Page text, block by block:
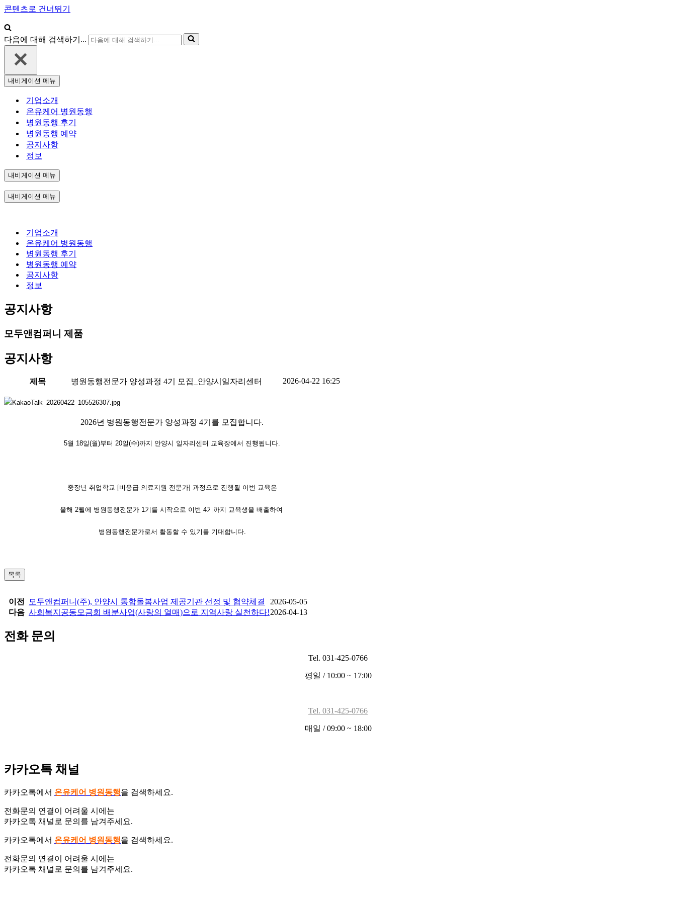
콘텐츠로 건너뛰기
다음에 대해 검색하기...
내비게이션 메뉴
기업소개
온유케어 병원동행
병원동행 후기
병원동행 예약
공지사항
정보
내비게이션 메뉴
내비게이션 메뉴
기업소개
온유케어 병원동행
병원동행 후기
병원동행 예약
공지사항
정보
공지사항
모두앤컴퍼니 제품
공지사항
제목 병원동행전문가 양성과정 4기 모집_안양시일자리센터 2026-04-22 16:25
2026년 병원동행전문가 양성과정 4기를 모집합니다.
5월 18일(월)부터 20일(수)까지 안양시 일자리센터 교육장에서 진행됩니다.
중장년 취업학교 [비응급 의료지원 전문가] 과정으로 진행될 이번 교육은
올해 2월에 병원동행전문가 1기를 시작으로 이번 4기까지 교육생을 배출하여
병원동행전문가로서 활동할 수 있기를 기대합니다.
목록
이전 모두앤컴퍼니(주), 안양시 통합돌봄사업 제공기관 선정 및 협약체결
2026-05-05
다음 사회복지공동모금회 배분사업(사랑의 열매)으로 지역사랑 실천하다!2026-04-13
전화 문의
Tel. 031-425-0766
평일 / 10:00 ~ 17:00
Tel. 031-425-0766
매일 / 09:00 ~ 18:00
카카오톡 채널
카카오톡에서 온유케어 병원동행을 검색하세요.
전화문의 연결이 어려울 시에는
카카오톡 채널로 문의를 남겨주세요.
카카오톡에서 온유케어 병원동행을 검색하세요.
전화문의 연결이 어려울 시에는
카카오톡 채널로 문의를 남겨주세요.